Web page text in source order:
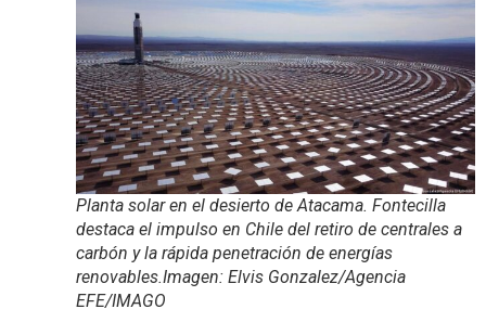
Planta solar en el desierto de Atacama. Fontecilla
destaca el impulso en Chile del retiro de centrales a
carbón y la rápida penetración de energías
renovables.Imagen: Elvis Gonzalez/Agencia
EFE/IMAGO